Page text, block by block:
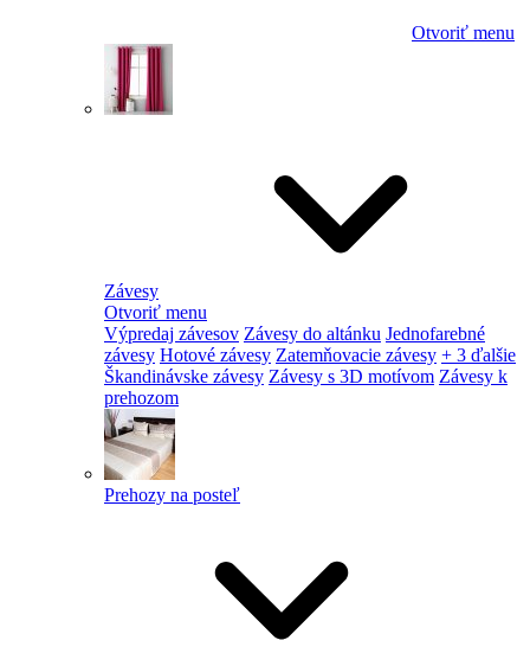
Otvoriť menu
Závesy
Otvoriť menu
Výpredaj závesov Závesy do altánku Jednofarebné
závesy Hotové závesy Zatemňovacie závesy + 3 ďalšie
Škandinávske závesy Závesy s 3D motívom Závesy k
prehozom
Prehozy na posteľ